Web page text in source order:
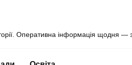
Оперативна інформація щодня